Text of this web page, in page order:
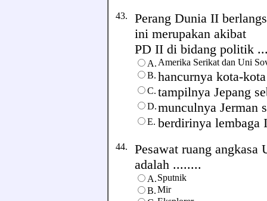
43. Perang Dunia II
ini merupakan akibat
PD II di bidang politik
A. Amerika Serikat dan Uni
B. hancurnya kota-
C. tampilnya Jepang
D.munculnya Jerman
E. berdirinya lembaga
44. Pesawat ruang
adalah ........
A.Sputnik
B.Mir